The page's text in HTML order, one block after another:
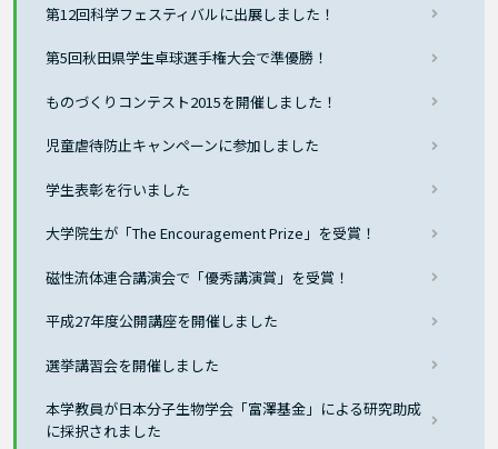
第12回科学フェスティバルに出展しました！
第5回秋田県学生卓球選手権大会で準優勝！
ものづくりコンテスト2015を開催しました！
児童虐待防止キャンペーンに参加しました
学生表彰を行いました
大学院生が「The Encouragement Prize」を受賞！
磁性流体連合講演会で「優秀講演賞」を受賞！
平成27年度公開講座を開催しました
選挙講習会を開催しました
本学教員が日本分子生物学会「富澤基金」による研究助成
に採択されました